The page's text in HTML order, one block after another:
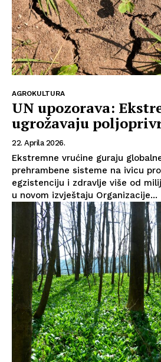
AGROKULTURA
UN upozorava:
ugrožavaju
22. Aprila 2026.
Ekstremne vrućine guraju
prehrambene sisteme na ivicu
egzistenciju i zdravlje više od
u novom izvještaju Organizacije...